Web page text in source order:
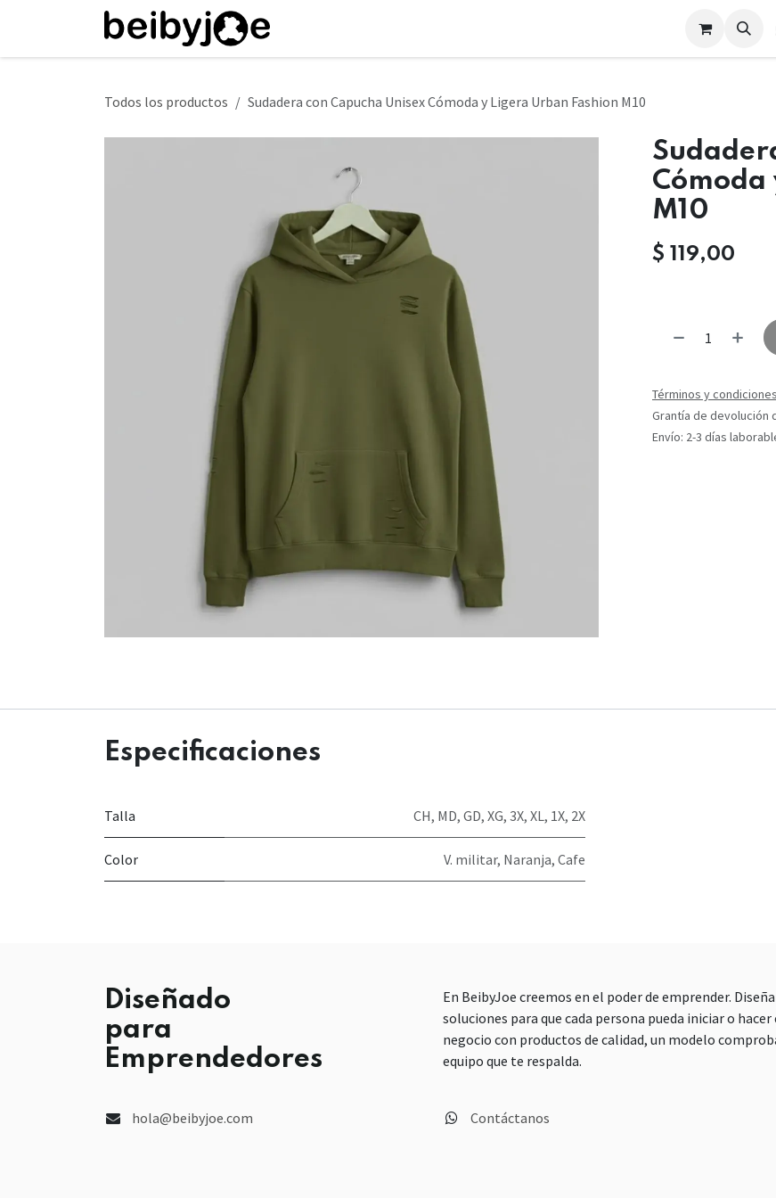
Cita
Todos los productos Sudadera con Capucha Unisex Cómoda y Ligera Urban Fashion M10
Cómoda
M10
$ 119,00
Términos y condiciones
Grantía de devolución
Envío: 2-3 días
Especificaciones
Talla CH, MD, GD, XG, 3X, XL, 1X, 2X
Color V. militar, Naranja, Cafe
Diseñado
para
Emprendedores
En BeibyJoe creemos en el poder de emprender.
soluciones para que cada persona pueda iniciar o hacer
negocio con productos de calidad, un modelo
equipo que te respalda.
hola@beibyjoe.com Contáctanos